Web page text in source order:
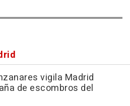
vigila Madrid
de escombros del